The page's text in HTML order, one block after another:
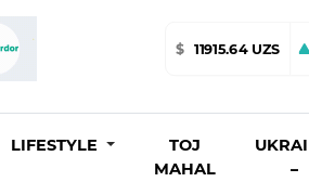
$ 11915.64 UZS
LIFESTYLE
TOJ
MAHAL
–